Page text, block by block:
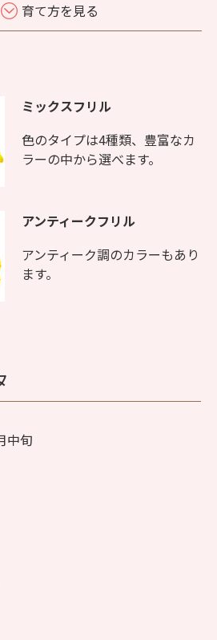
育て方を見る
ミックスフリル
色のタイプは4種類、豊富なカ
ラーの中から選べます。
アンティークフリル
アンティーク調のカラーもあり
ます。
中旬